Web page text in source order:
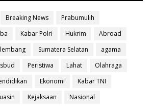
Breaking News
Prabumulih
Kabar Polri Hukrim
Abroad
Sumatera Selatan
agama
Peristiwa Lahat
Olahraga
Ekonomi
Kabar TNI
Kejaksaan Nasional